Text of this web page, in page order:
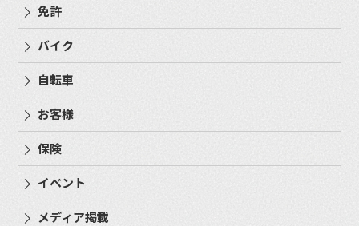
免許
バイク
自転車
お客様
保険
イベント
メディア掲載